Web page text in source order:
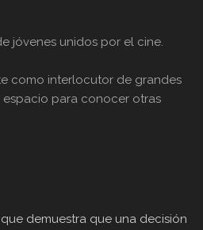
jóvenes unidos por el cine.
como interlocutor de grandes
espacio para conocer otras
demuestra que una decisión